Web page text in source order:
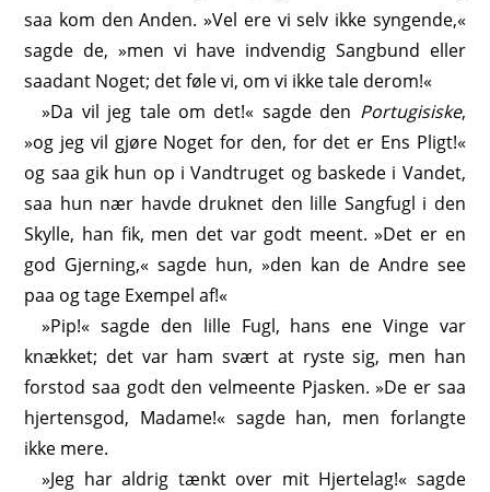
saa kom den Anden. »Vel ere vi selv ikke syngende,«
sagde de, »men vi have indvendig Sangbund eller
saadant Noget; det føle vi, om vi ikke tale derom!«
»Da vil jeg tale om det!« sagde den Portugisiske,
»og jeg vil gjøre Noget for den, for det er Ens Pligt!«
og saa gik hun op i Vandtruget og baskede i Vandet,
saa hun nær havde druknet den lille Sangfugl i den
Skylle, han fik, men det var godt meent. »Det er en
god Gjerning,« sagde hun, »den kan de Andre see
paa og tage Exempel af!«
»Pip!« sagde den lille Fugl, hans ene Vinge var
knækket; det var ham svært at ryste sig, men han
forstod saa godt den velmeente Pjasken. »De er saa
hjertensgod, Madame!« sagde han, men forlangte
ikke mere.
»Jeg har aldrig tænkt over mit Hjertelag!« sagde